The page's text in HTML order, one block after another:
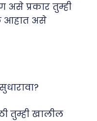
असे प्रकार तुम्ही
आहात असे
तुम्ही खालील